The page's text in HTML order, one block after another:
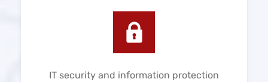
IT security and information protection